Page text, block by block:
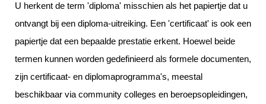
U herkent de term 'diploma' misschien als het papiertje dat u
ontvangt bij een diploma-uitreiking. Een 'certificaat' is ook een
papiertje dat een bepaalde prestatie erkent. Hoewel beide
termen kunnen worden gedefinieerd als formele documenten,
zijn certificaat- en diplomaprogramma's, meestal
beschikbaar via community colleges en beroepsopleidingen,